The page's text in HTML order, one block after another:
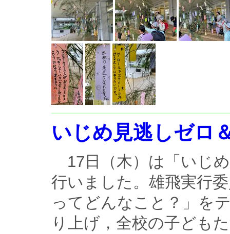
いじめ見逃しゼロ
17日（木）は「いじ
行いました。雄飛実行
ってどんなこと？」を
り上げ，全校の子ども